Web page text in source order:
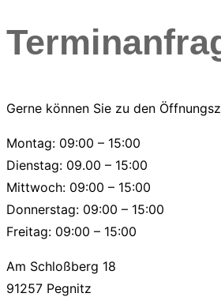
Gerne können Sie zu den
Montag: 09:00 – 15:00
Dienstag: 09.00 – 15:00
Mittwoch: 09:00 – 15:00
Donnerstag: 09:00 – 15:00
Freitag: 09:00 – 15:00
Am Schloßberg 18
91257 Pegnitz